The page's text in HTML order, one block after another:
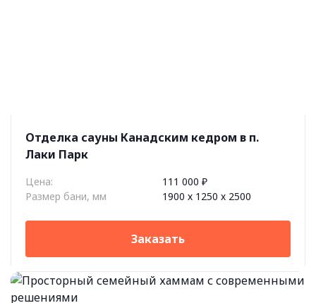
Отделка сауны Канадским кедром в п.
Лаки Парк
Цена:
111 000 ₽
Размер бани, мм
1900 х 1250 х 2500
Заказать